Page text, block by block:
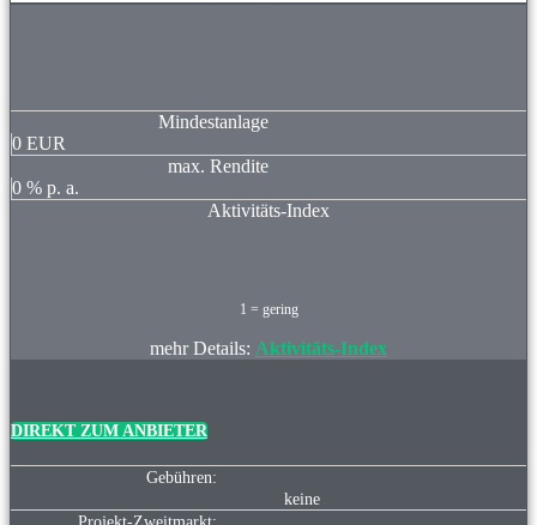
Mindestanlage
0 EUR
max. Rendite
0 % p. a.
Aktivitäts-Index
1 = gering
mehr Details: Aktivitäts-Index
DIREKT ZUM ANBIETER
Gebühren:
keine